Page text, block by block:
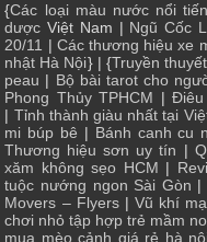
{Các loại màu nước nổi
dược Việt Nam | Ngũ Cốc
20/11 | Các thương hiệu xe
nhật Hà Nội} | {Truyền
peau | Bộ bài tarot cho
Phong Thủy TPHCM |
| Tỉnh thành giàu nhất tại
mi búp bê | Bánh canh cu
Thương hiệu sơn uy tín |
xăm không sẹo HCM |
tuộc nướng ngon Sài Gòn |
Movers – Flyers| Vũ khí
chơi nhỏ tập hợp trẻ mầm
mua mèo cảnh giá rẻ hà